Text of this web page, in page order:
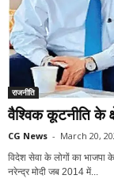
राजनीति
वैश्विक कूटनीति के
CG News - March 20,
विदेश सेवा के लोगों का भाजपा
नरेन्द्र मोदी जब 2014 में...